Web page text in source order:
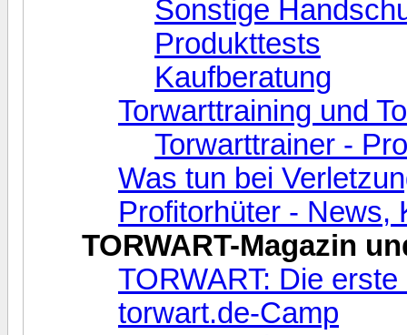
Sonstige
Produkttests
Kaufberatung
Torwarttraining und
Torwarttrainer -
Was tun bei
Profitorhüter - News,
TORWART-Magazin
TORWART: Die
torwart.de-Camp